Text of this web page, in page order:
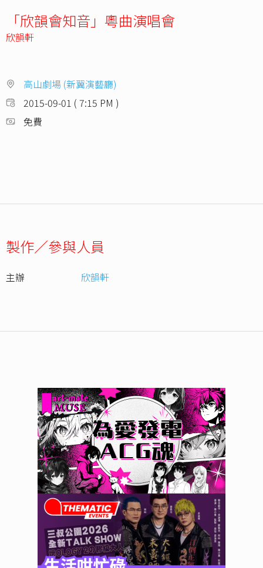
「欣韻會知音」粵曲演唱會
欣韻軒
高山劇場 (新翼演藝廳)
2015-09-01 ( 7:15 PM )
免費
製作／參與人員
主辦 欣韻軒